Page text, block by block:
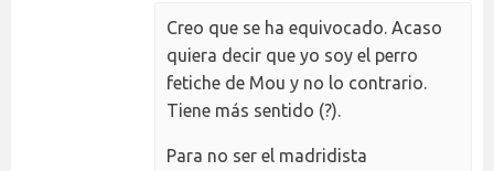
Creo que se ha equivocado. Acaso
quiera decir que yo soy el perro
fetiche de Mou y no lo contrario.
Tiene más sentido (?).
Para no ser el madridista